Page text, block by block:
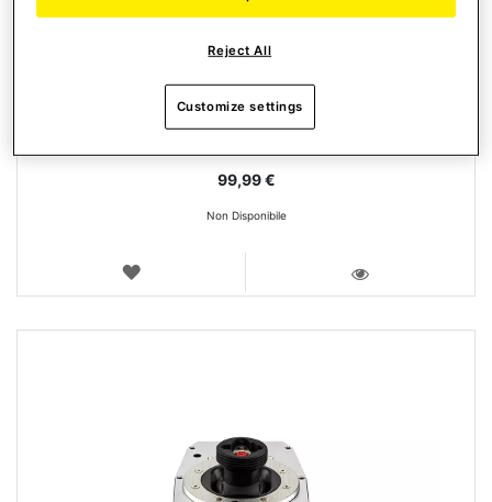
99,99 €
Non Disponibile
LISTA
Reject All
Customize settings